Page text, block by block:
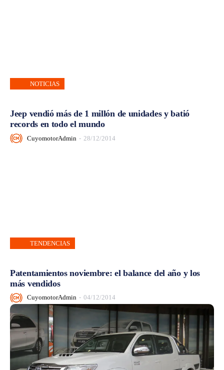
NOTICIAS
Jeep vendió más de 1 millón de unidades y batió
records en todo el mundo
CuyomotorAdmin - 28/12/2014
TENDENCIAS
Patentamientos noviembre: el balance del año y los
más vendidos
CuyomotorAdmin - 04/12/2014